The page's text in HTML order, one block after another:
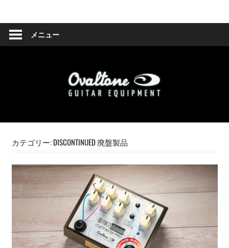
ン
Ovaltone
-
handmade
effect
メニュー
カテゴリー:DISCONTINUED 廃盤製品